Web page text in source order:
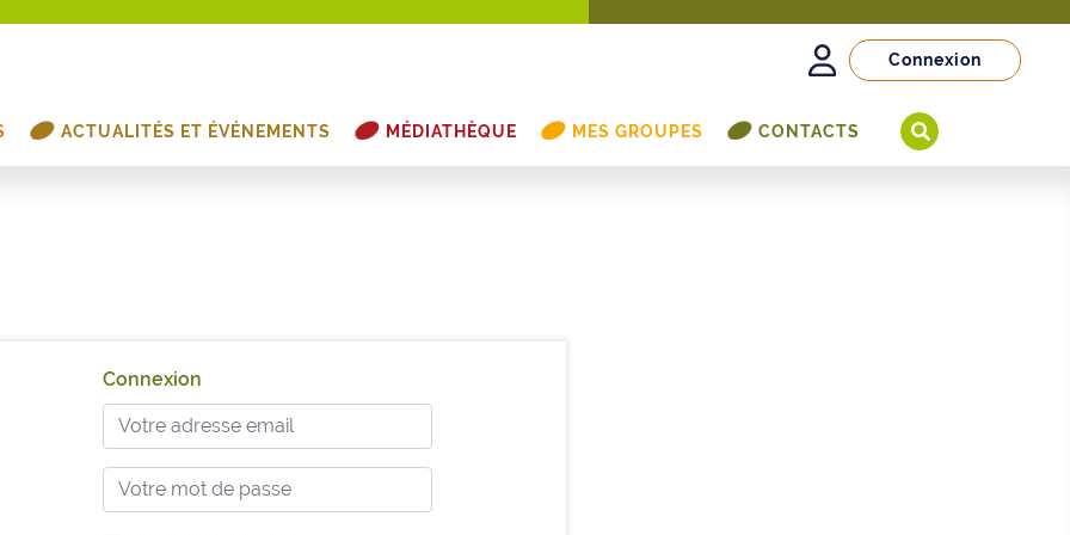
Connexion
ACTUALITÉS ET ÉVÉNEMENTS MÉDIATHÈQUE MES GROUPES CONTACTS
Connexion